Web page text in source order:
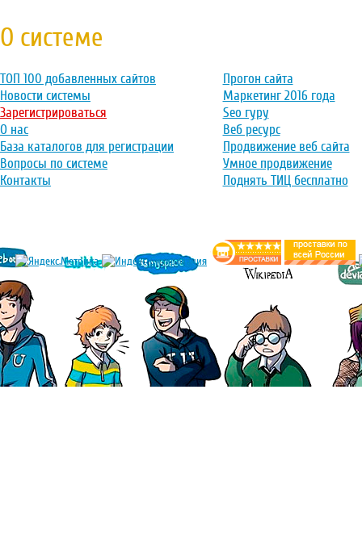
О системе
ТОП 100 добавленных сайтов
Новости системы
Зарегистрироваться
О нас
База каталогов для регистрации
Вопросы по системе
Контакты
Прогон сайта
Маркетинг 2016 года
Seo гуру
Веб ресурс
Продвижение веб сайта
Умное продвижение
Поднять ТИЦ бесплатно